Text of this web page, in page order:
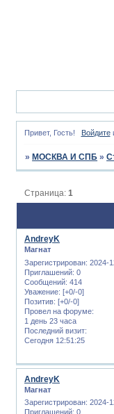
Привет, Гость! Войдите
» МОСКВА И СПБ »
Страница:1
AndreyK
Магнат
Зарегистрирован: 2024-
Приглашений: 0
Сообщений: 414
Уважение: [+0/-0]
Позитив: [+0/-0]
Провел на форуме:
1 день 23 часа
Последний визит:
Сегодня 12:51:25
AndreyK
Магнат
Зарегистрирован: 2024-
Приглашений: 0